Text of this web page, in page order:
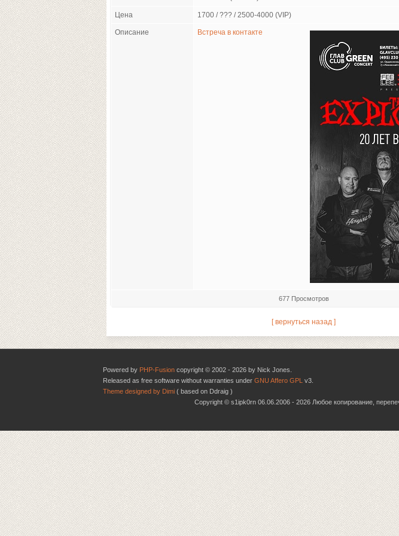
Цена 1700 / ??? / 2500-4000 (VIP)
Описание Встреча в контакте
677 Просмотров
[ вернуться назад ]
Powered by PHP-Fusion copyright © 2002 - 2026 by Nick Jones.
Released as free software without warranties under GNU Affero GPL v3.
Theme designed by Dimi ( based on Ddraig )
Copyright © s1ipk0rn 06.06.2006 - 2026 Любое копирование,